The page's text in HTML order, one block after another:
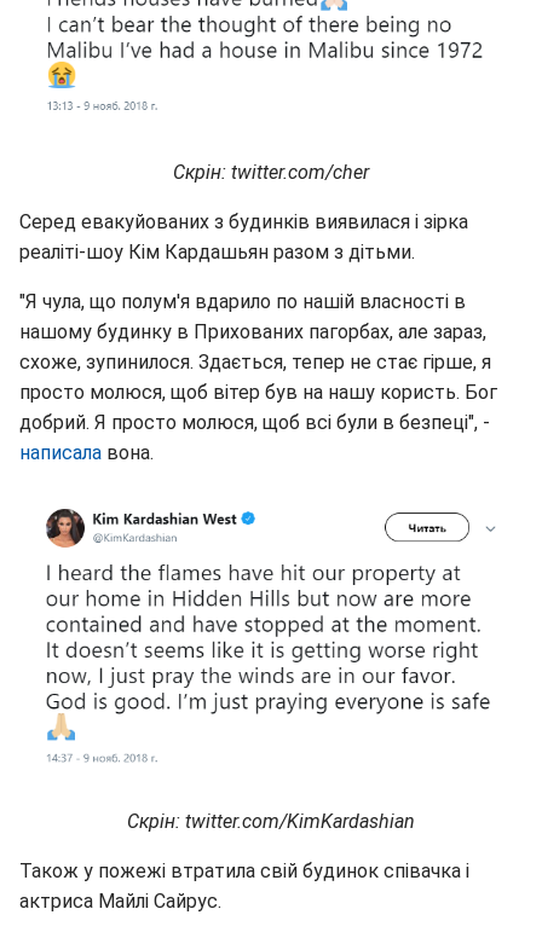
Скрін: twitter.com/cher
Серед евакуйованих з будинків виявилася і зірка
реаліті-шоу Кім Кардашьян разом з дітьми.
"Я чула, що полум'я вдарило по нашій власності в
нашому будинку в Прихованих пагорбах, але зараз,
схоже, зупинилося. Здається, тепер не стає гірше, я
просто молюся, щоб вітер був на нашу користь. Бог
добрий. Я просто молюся, щоб всі були в безпеці", -
написала вона.
Скрін: twitter.com/KimKardashian
Також у пожежі втратила свій будинок співачка і
актриса Майлі Сайрус.